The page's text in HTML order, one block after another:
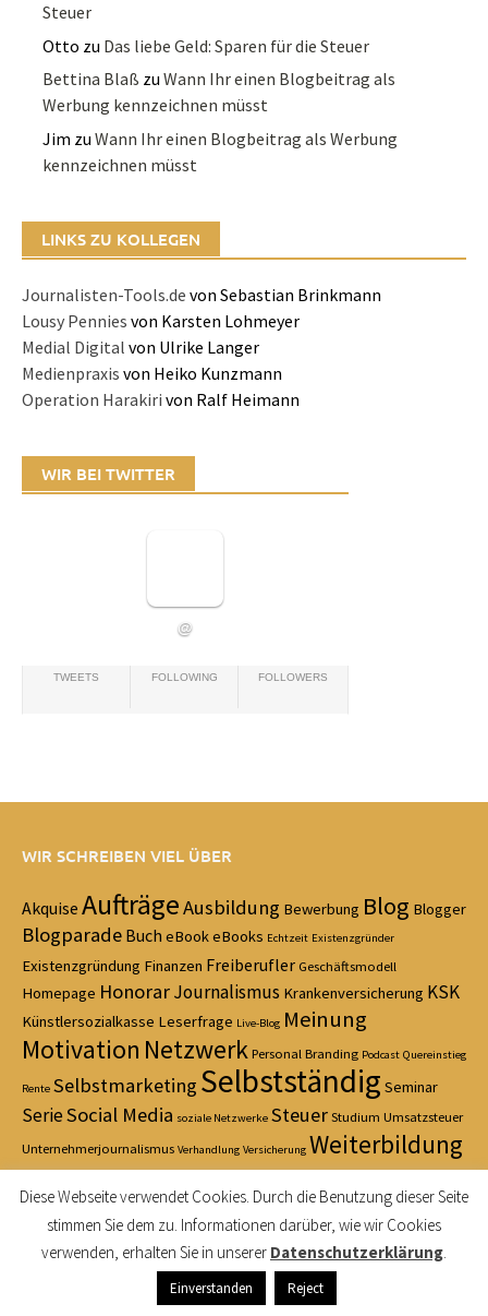
Steuer
Otto zu Das liebe Geld: Sparen für die Steuer
Bettina Blaß zuWann Ihr einen Blogbeitrag als
Werbung kennzeichnen müsst
Jim zuWann Ihr einen Blogbeitrag als Werbung
kennzeichnen müsst
LINKS ZU KOLLEGEN
Journalisten-Tools.de von Sebastian Brinkmann
Lousy Pennies von Karsten Lohmeyer
Medial Digital von Ulrike Langer
Medienpraxis von Heiko Kunzmann
Operation Harakiri von Ralf Heimann
WIR BEI TWITTER
@
TWEETS FOLLOWING FOLLOWERS
WIR SCHREIBEN VIEL ÜBER
Akquise AufträgeAusbildung Bewerbung Blog Blogger
Blogparade Buch eBookeBooks Echtzeit Existenzgründer
Existenzgründung Finanzen Freiberufler Geschäftsmodell
Homepage HonorarJournalismus Krankenversicherung KSK
Künstlersozialkasse Leserfrage Live-Blog Meinung
Motivation NetzwerkPersonal Branding Podcast Quereinstieg
Rente Selbstmarketing Selbstständig Seminar
SerieSocial Media soziale Netzwerke SteuerStudium Umsatzsteuer
Unternehmerjournalismus Verhandlung Versicherung Weiterbildung
© 2021 Fit für Journalismus — Made with love in Cologne — Das
Juergen Jotzo / pixelio.de
Diese Webseite verwendet Cookies. Durch die Benutzung dieser Seite
stimmen Sie dem zu. Informationen darüber, wie wir Cookies
verwenden, erhalten Sie in unserer Datenschutzerklärung.
Einverstanden Reject